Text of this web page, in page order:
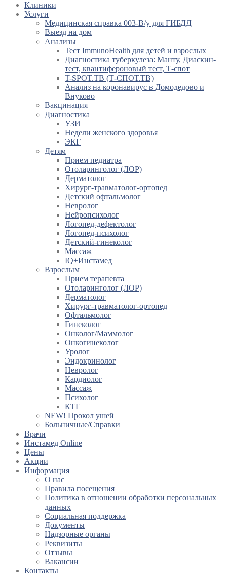
Клиники
Услуги
Медицинская справка 003-В/у для ГИБДД
Выезд на дом
Анализы
Тест ImmunoHealth для детей и взрослых
Диагностика туберкулеза: Манту, Диаскин-
тест, квантифероновый тест, Т-спот
T-SPOT.TB (Т-СПОТ.ТВ)
Анализ на коронавирус в Домодедово и
Внуково
Вакцинация
Диагностика
УЗИ
Недели женского здоровья
ЭКГ
Детям
Прием педиатра
Отоларинголог (ЛОР)
Дерматолог
Хирург-травматолог-ортопед
Детский офтальмолог
Невролог
Нейропсихолог
Логопед-дефектолог
Логопед-психолог
Детский-гинеколог
Массаж
IQ+Инстамед
Взрослым
Прием терапевта
Отоларинголог (ЛОР)
Дерматолог
Хирург-травматолог-ортопед
Офтальмолог
Гинеколог
Онколог/Маммолог
Онкогинеколог
Уролог
Эндокринолог
Невролог
Кардиолог
Массаж
Психолог
КТГ
NEW! Прокол ушей
Больничные/Справки
Врачи
Инстамед Online
Цены
Акции
Информация
О нас
Правила посещения
Политика в отношении обработки персональных
данных
Социальная поддержка
Документы
Надзорные органы
Реквизиты
Отзывы
Вакансии
Контакты